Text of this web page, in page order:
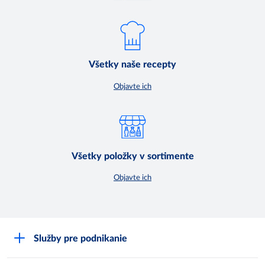
Všetky naše recepty
Objavte ich
Všetky položky v sortimente
Objavte ich
Služby pre podnikanie